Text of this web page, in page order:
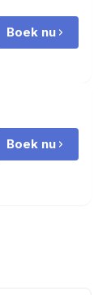
Boek nu
Boek nu